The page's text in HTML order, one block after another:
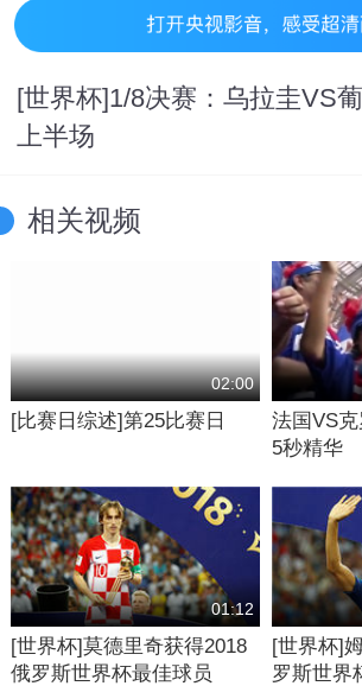
[世界杯]1/8决赛：乌拉圭VS
上半场
相关视频
02:00
[比赛日综述]第25比赛日
法国VS
5秒精华
01:12
[世界杯]莫德里奇获得2018
俄罗斯世界杯最佳球员
[世界杯]
罗斯世界